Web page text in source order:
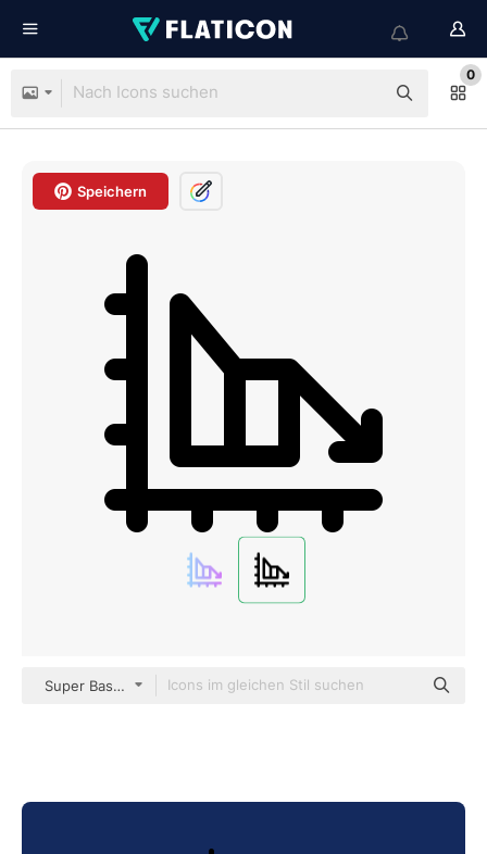
0
Speichern
Super Basic Rounded Lineal